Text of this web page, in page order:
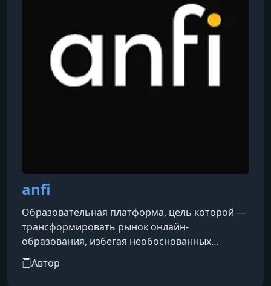
anfi
Образовательная платформа, цель которой —
трансформировать рынок онлайн-
образования, избегая необоснованных
утверждений и неквалифицированных
инструкторов. Они гордятся тем, что
Автор